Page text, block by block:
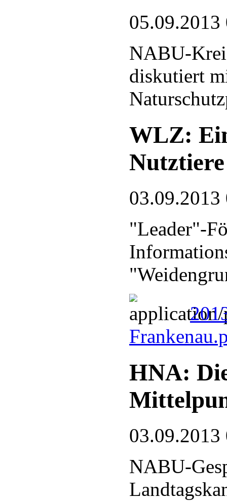
05.09.2013
NABU-
diskutiert
WLZ:
Nutztiere
03.09.2013
"Leader"-
HNA:
03.09.2013
NABU-